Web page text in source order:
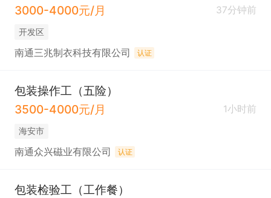
3000-4000元/月
37分钟前
开发区
南通三兆制衣科技有限公司 认证
包装操作工（五险）
3500-4000元/月
1小时前
海安市
南通众兴磁业有限公司 认证
包装检验工（工作餐）